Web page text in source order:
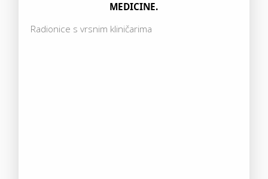
MEDICINE.
Radionice s vrsnim kliničarima